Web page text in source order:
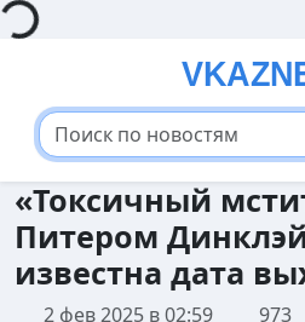
«Токсичный
Питером
известна дата
2 фев 2025 в 02:59 973